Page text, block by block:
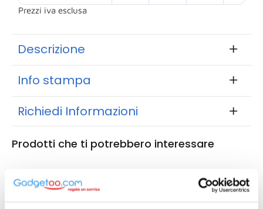
Prezzi iva esclusa
Descrizione
Info stampa
Richiedi Informazioni
Prodotti che ti potrebbero interessare
72152A